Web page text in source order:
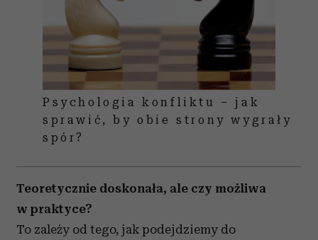
Psychologia konfliktu – jak
sprawić, by obie strony wygrały
spór?
Teoretycznie doskonała, ale czy możliwa
w praktyce?
To zależy od tego, jak podejdziemy do